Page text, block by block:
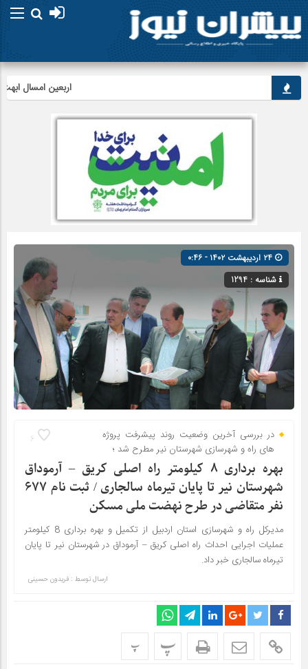
اربعین امسال ابهت
شناسه : 1294
6
در بررسی آخرین وضعیت روند پیشرفت پروژه
های راه و شهرسازی شهرستان نیر مطرح شد ؛
بهره برداری ۸ کیلومتر راه اصلی کریق – آرموداق
شهرستان نیر تا پایان تیرماه سالجاری / ثبت نام ۶۷۷
نفر متقاضی در طرح نهضت ملی مسکن
مدیرکل راه و شهرسازی استان اردبیل از تکمیل و بهره برداری 8 کیلومتر
عملیات اجرایی احداث راه اصلی کریق – آرموداق در شهرستان نیر تا پایان
تیرماه سالجاری خبر داد.
ارسال توسط : فریدون حسینی
پ پ